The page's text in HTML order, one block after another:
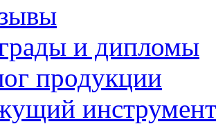
и дипломы
продукции